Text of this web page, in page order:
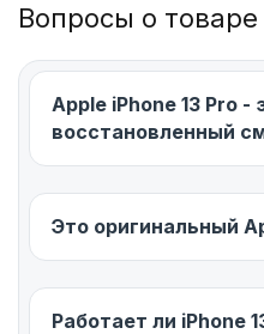
Вопросы о товаре
Apple iPhone 13 Pro -
восстановленный
Это оригинальный
Работает ли iPhone